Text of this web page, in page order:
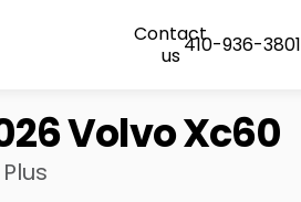
Contact
us410-936-3801
Volvo Xc60